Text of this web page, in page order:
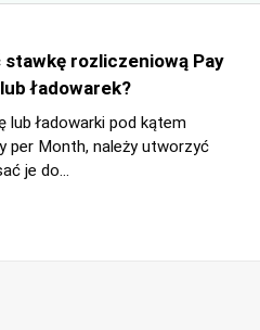
rozliczeniową Pay
ładowarek?
lub ładowarki pod kątem
per Month, należy utworzyć
je do...